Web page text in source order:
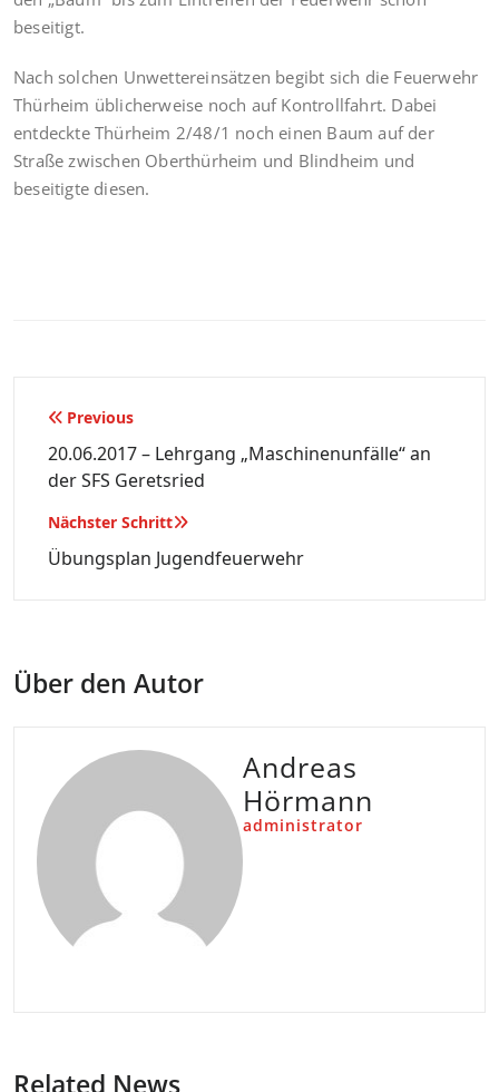
beseitigt.
Nach solchen Unwettereinsätzen begibt sich die Feuerwehr
Thürheim üblicherweise noch auf Kontrollfahrt. Dabei
entdeckte Thürheim 2/48/1 noch einen Baum auf der
Straße zwischen Oberthürheim und Blindheim und
beseitigte diesen.
Beitragsnavigation
Previous
20.06.2017 – Lehrgang „Maschinenunfälle“ an
der SFS Geretsried
Nächster Schritt
Übungsplan Jugendfeuerwehr
Über den Autor
Andreas
Hörmann
administrator
Related News